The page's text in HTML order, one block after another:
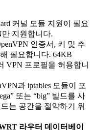
커널 모듈 지원이 필요
지원합니다.
인증서, 키 및 추
필요합니다. 64KB
VPN 프로필을 허용합니
과 iptables 모듈이 포
또는 “big” 빌드를 사
는 공간을 절약하기 위
라우터 데이터베이